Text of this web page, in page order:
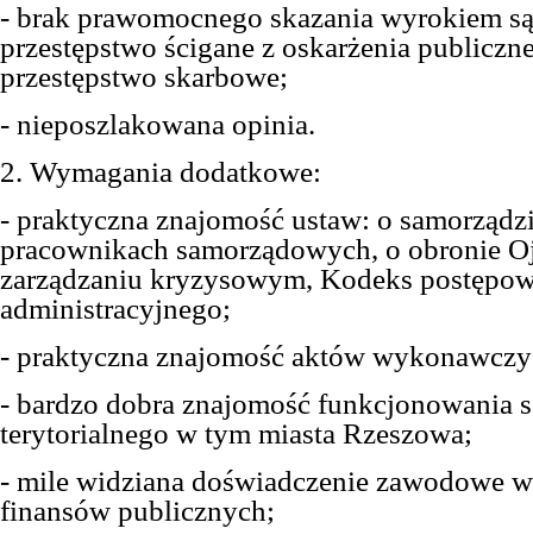
- brak prawomocnego skazania wyrokiem
przestępstwo ścigane z oskarżenia
przestępstwo skarbowe;
- nieposzlakowana opinia.
2. Wymagania dodatkowe:
- praktyczna znajomość ustaw: o
pracownikach samorządowych, o obronie
zarządzaniu kryzysowym, Kodeks
administracyjnego;
- praktyczna znajomość aktów
- bardzo dobra znajomość funkcjonowania
terytorialnego w tym miasta Rzeszowa;
- mile widziana doświadczenie zawodowe
finansów publicznych;